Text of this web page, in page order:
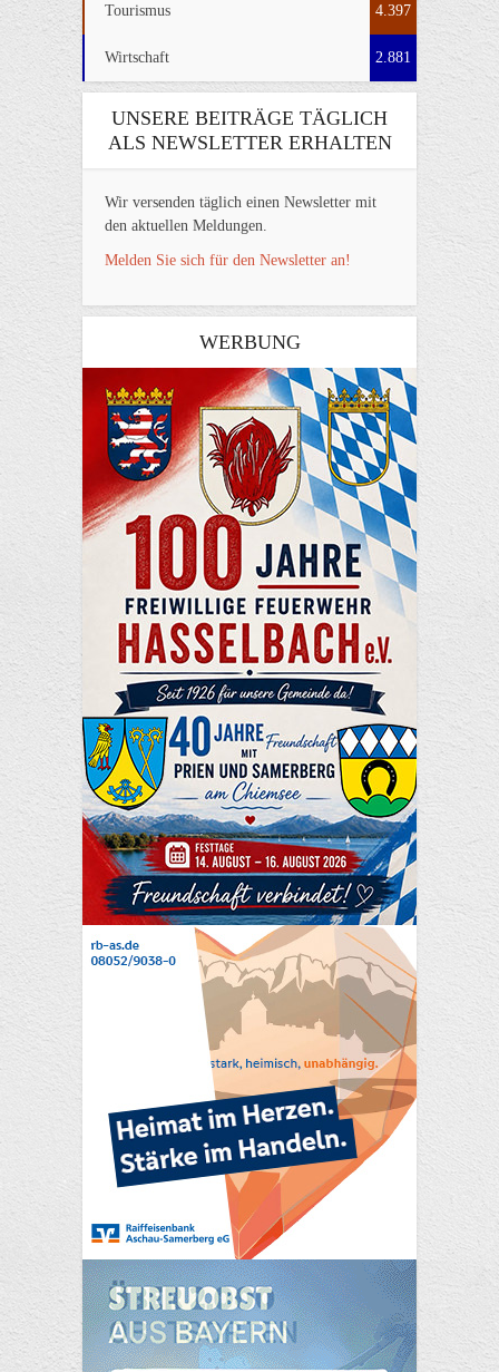
Tourismus 4.397
Wirtschaft 2.881
UNSERE BEITRÄGE TÄGLICH
ALS NEWSLETTER ERHALTEN
Wir versenden täglich einen Newsletter mit
den aktuellen Meldungen.
Melden Sie sich für den Newsletter an!
WERBUNG